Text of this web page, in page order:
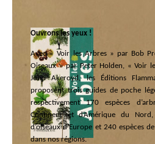
Ouvrons les yeux !
Avec « Voir les Arbres » par Bob
Oiseaux » par Peter Holden, « Voir
John Akeroyd, les Éditions
proposent trois guides de poche
respectivement 170 espèces
Continent et d’Amérique du
d’oiseaux d’Europe et 240 espèces
dans nos régions.